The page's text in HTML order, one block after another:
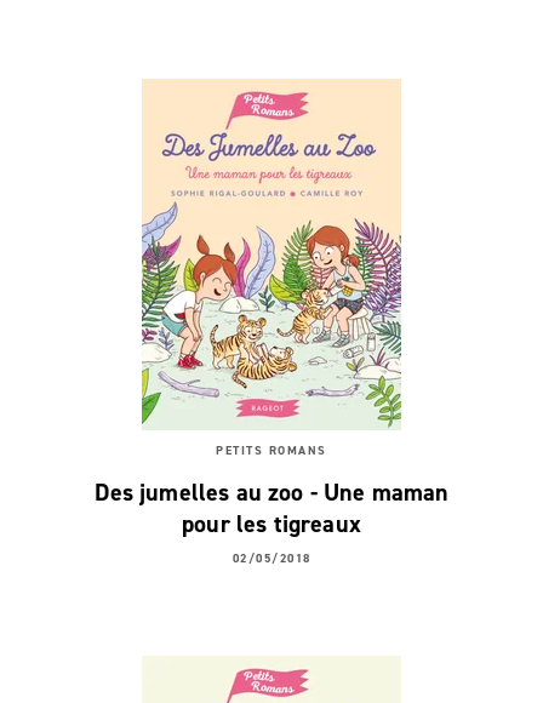
PETITS ROMANS
Des jumelles au zoo - Une maman
pour les tigreaux
02/05/2018